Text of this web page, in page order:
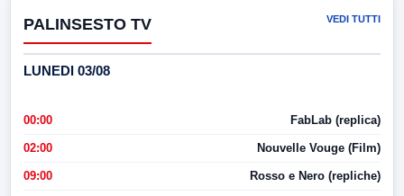
PALINSESTO TV VEDI TUTTI
LUNEDI 03/08
00:00 FabLab (replica)
02:00 Nouvelle Vouge (Film)
09:00 Rosso e Nero (repliche)